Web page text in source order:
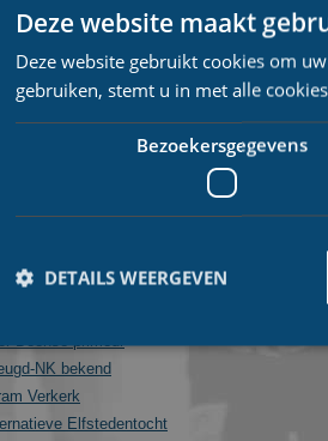
compleet
fuseren, Sportchalet Viehhofen sponsor
starten in de topdivisie
de winst
volgt Henk Angenent en team
bij de neo-seioren
hoger bij doorstroommarathon
en pakt tweede zege Trachitol Trophy
bij beloftenopening
voor 2019/2020
naar Junioren A-titels
door ploeggenoten naar podium
Deense primeur
NK bekend
Verkerk
Elfstedentocht
Deze website maakt
Deze website gebruikt cookies om
gebruiken, stemt u in met alle
Bezoekersgegevens
DETAILS WEERGEVEN